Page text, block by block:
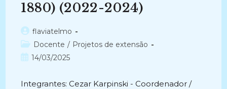
1880) (2022-2024)
Autor
do
post:
flaviatelmo
Categoria
do
Docente / Projetos de extensão
Post14/03/2025
Integrantes: Cezar Karpinski - Coordenador /